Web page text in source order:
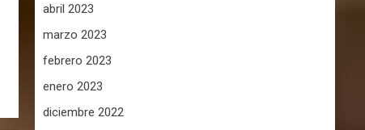
abril 2023
marzo 2023
febrero 2023
enero 2023
diciembre 2022